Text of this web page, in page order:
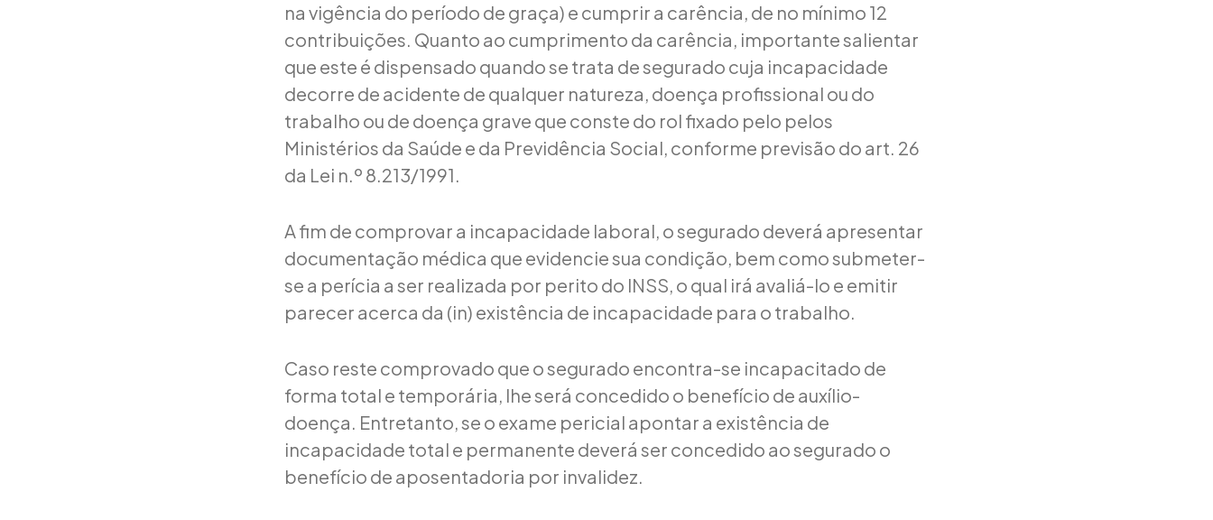
na vigência do período de graça) e cumprir a carência, de no mínimo 12
contribuições. Quanto ao cumprimento da carência, importante salientar
que este é dispensado quando se trata de segurado cuja incapacidade
decorre de acidente de qualquer natureza, doença profissional ou do
trabalho ou de doença grave que conste do rol fixado pelo pelos
Ministérios da Saúde e da Previdência Social, conforme previsão do art. 26
da Lei n.º 8.213/1991.
A fim de comprovar a incapacidade laboral, o segurado deverá apresentar
documentação médica que evidencie sua condição, bem como submeter-
se a perícia a ser realizada por perito do INSS, o qual irá avaliá-lo e emitir
parecer acerca da (in) existência de incapacidade para o trabalho.
Caso reste comprovado que o segurado encontra-se incapacitado de
forma total e temporária, lhe será concedido o benefício de auxílio-
doença. Entretanto, se o exame pericial apontar a existência de
incapacidade total e permanente deverá ser concedido ao segurado o
benefício de aposentadoria por invalidez.